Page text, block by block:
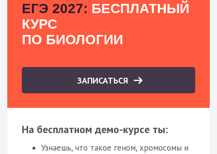
ЕГЭ 2027: БЕСПЛАТНЫЙ
КУРС
ПО БИОЛОГИИ
ЗАПИСАТЬСЯ
На бесплатном демо-курсе ты:
Узнаешь, что такое геном, хромосомы и